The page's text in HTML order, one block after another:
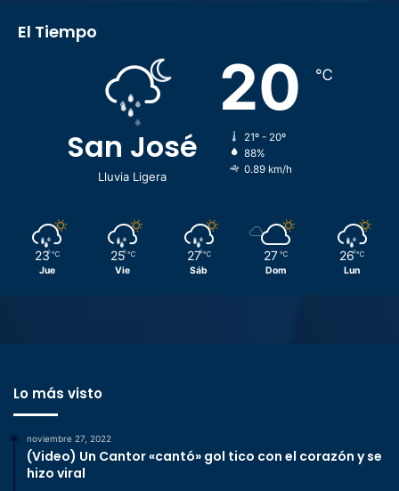
El Tiempo
San José
Lluvia Ligera
20 ℃
21º - 20º
88%
0.89 km/h
23 ℃
Jue
25 ℃
Vie
27 ℃
Sáb
27 ℃
Dom
26 ℃
Lun
Lo más visto
noviembre 27, 2022
(Video) Un Cantor «cantó» gol tico con el corazón y se
hizo viral